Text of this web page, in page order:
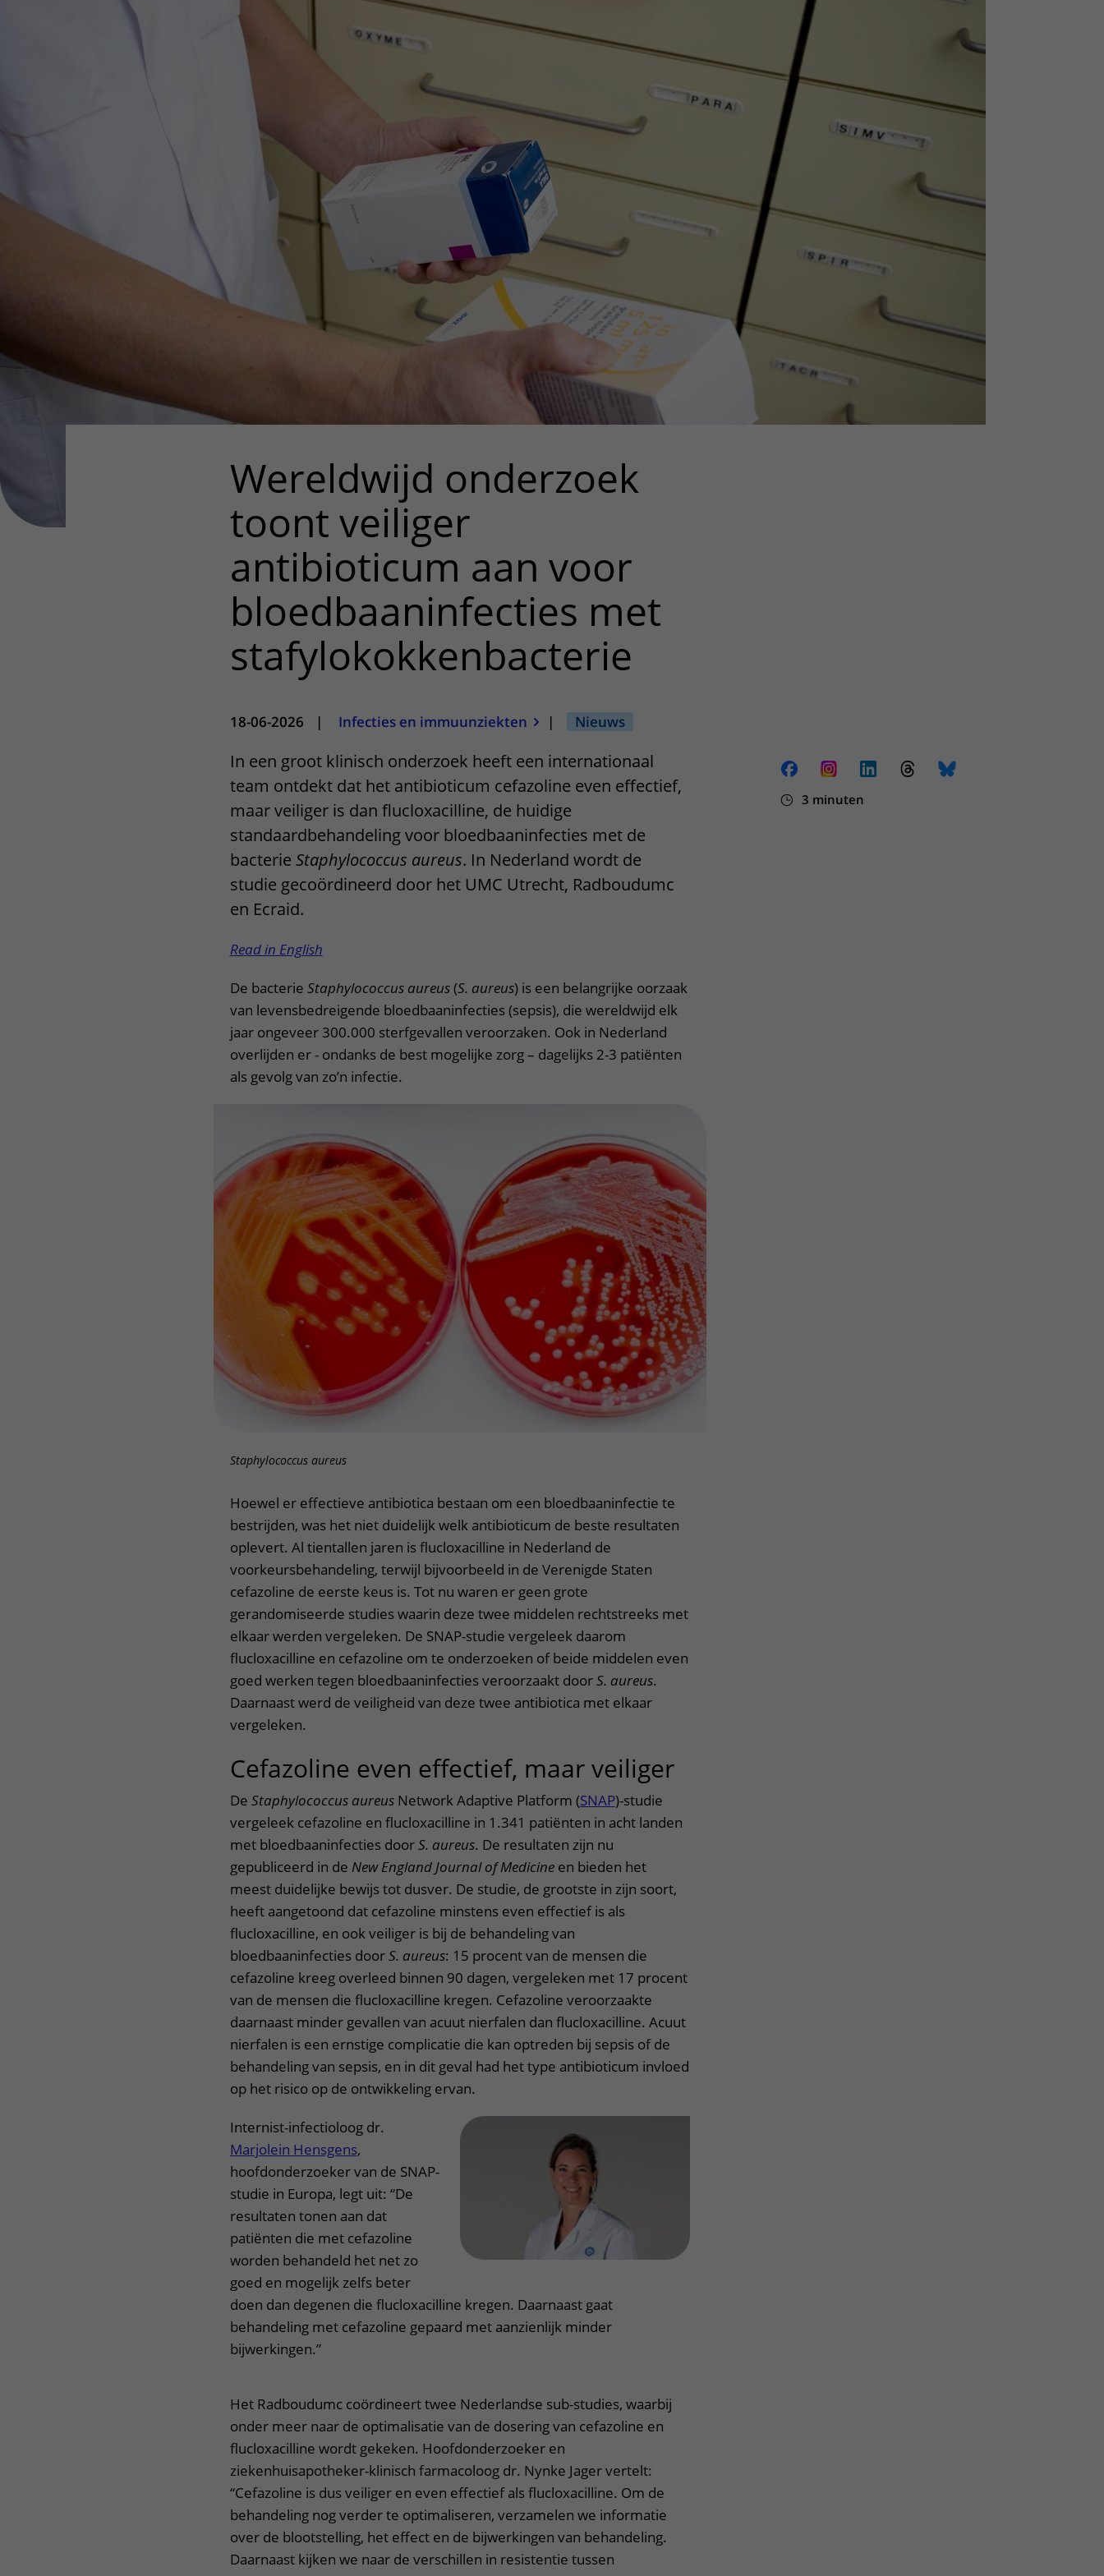
Het Wilhelmina
Kinderziekenhuis
Bezoektijden
Wijzigen patiëntgegevens
Contact met verpleegafdeling
Wereldwijd onderzoek
toont veiliger
antibioticum aan voor
bloedbaaninfecties met
stafylokokkenbacterie
18-06-2026 | Infecties en immuunziekten | Nieuws
3 minuten
In een groot klinisch onderzoek heeft een internationaal
team ontdekt dat het antibioticum cefazoline even effectief,
maar veiliger is dan flucloxacilline, de huidige
standaardbehandeling voor bloedbaaninfecties met de
bacterie Staphylococcus aureus. In Nederland wordt de
studie gecoördineerd door het UMC Utrecht, Radboudumc
en Ecraid.
Read in English
De bacterie Staphylococcus aureus(S. aureus) is een belangrijke oorzaak
van levensbedreigende bloedbaaninfecties (sepsis), die wereldwijd elk
jaar ongeveer 300.000 sterfgevallen veroorzaken. Ook in Nederland
overlijden er - ondanks de best mogelijke zorg – dagelijks 2-3 patiënten
als gevolg van zo’n infectie.
Staphylococcus aureus
Hoewel er effectieve antibiotica bestaan om een bloedbaaninfectie te
bestrijden, was het niet duidelijk welk antibioticum de beste resultaten
oplevert. Al tientallen jaren is flucloxacilline in Nederland de
voorkeursbehandeling, terwijl bijvoorbeeld in de Verenigde Staten
cefazoline de eerste keus is. Tot nu waren er geen grote
gerandomiseerde studies waarin deze twee middelen rechtstreeks met
elkaar werden vergeleken. De SNAP-studie vergeleek daarom
flucloxacilline en cefazoline om te onderzoeken of beide middelen even
goed werken tegen bloedbaaninfecties veroorzaakt doorS. aureus.
Daarnaast werd de veiligheid van deze twee antibiotica met elkaar
vergeleken.
Cefazoline even effectief, maar veiliger
De Staphylococcus aureus Network Adaptive Platform (SNAP)-studie
vergeleek cefazoline en flucloxacilline in 1.341 patiënten in acht landen
met bloedbaaninfecties doorS. aureus. De resultaten zijn nu
gepubliceerd in de New England Journal of Medicineen bieden het
meest duidelijke bewijs tot dusver. De studie, de grootste in zijn soort,
heeft aangetoond dat cefazoline minstens even effectief is als
flucloxacilline, en ook veiliger is bij de behandeling van
bloedbaaninfecties doorS. aureus: 15 procent van de mensen die
cefazoline kreeg overleed binnen 90 dagen, vergeleken met 17 procent
van de mensen die flucloxacilline kregen. Cefazoline veroorzaakte
daarnaast minder gevallen van acuut nierfalen dan flucloxacilline. Acuut
nierfalen is een ernstige complicatie die kan optreden bij sepsis of de
behandeling van sepsis, en in dit geval had het type antibioticum invloed
op het risico op de ontwikkeling ervan.
Internist-infectioloog dr.
Marjolein Hensgens,
hoofdonderzoeker van de SNAP-
studie in Europa, legt uit: “De
resultaten tonen aan dat
patiënten die met cefazoline
worden behandeld het net zo
goed en mogelijk zelfs beter
doen dan degenen die flucloxacilline kregen. Daarnaast gaat
behandeling met cefazoline gepaard met aanzienlijk minder
bijwerkingen.”
Het Radboudumc coördineert twee Nederlandse sub-studies, waarbij
onder meer naar de optimalisatie van de dosering van cefazoline en
flucloxacilline wordt gekeken. Hoofdonderzoeker en
ziekenhuisapotheker-klinisch farmacoloog dr. Nynke Jager vertelt:
“Cefazoline is dus veiliger en even effectief als flucloxacilline. Om de
behandeling nog verder te optimaliseren, verzamelen we informatie
over de blootstelling, het effect en de bijwerkingen van behandeling.
Daarnaast kijken we naar de verschillen in resistentie tussen